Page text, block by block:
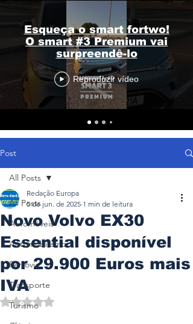
Esqueça o smart fortwo!
O smart #3 Premium vai
surpreendê-lo
Reproduzir vídeo
Post
All Posts
Automóveis
Automobilismo
Ferrovia
Transporte
Turismo
All Posts
Novo Volvo EX30
Essential disponível
por 29.900 Euros mais
IVA
Redação Europa
5 de jun. de 2025 1 min de leitura
Avaliado com NaN de 5 estrelas.